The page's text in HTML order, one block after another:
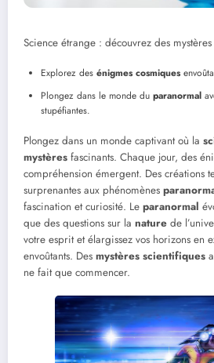
Science étrange : découvrez des mystères
Explorez des énigmes cosmiques
Plongez dans le monde du paranormal
stupéfiantes.
Plongez dans un monde captivant où la
mystères fascinants. Chaque jour, des
compréhension émergent. Des créations
surprenantes aux phénomènes
fascination et curiosité. Le paranormal
que des questions sur la nature de
votre esprit et élargissez vos horizons en
envoûtants. Des mystères scientifiques
ne fait que commencer.